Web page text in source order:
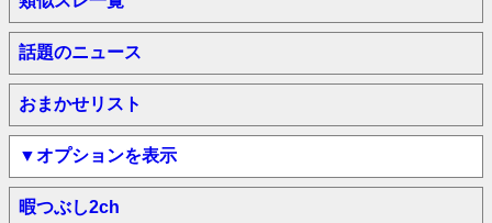
話題のニュース
おまかせリスト
▼オプションを表示
暇つぶし2ch